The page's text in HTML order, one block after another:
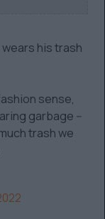
wears his trash
sense,
garbage --
trash we